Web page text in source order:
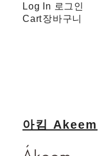
Log In 로그인
Cart장바구니
아킴 Akeem